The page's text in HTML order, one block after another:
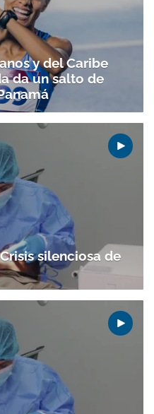
y del Caribe
da un salto de
silenciosa de